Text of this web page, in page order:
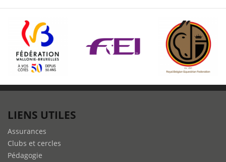
LIENS UTILES
Assurances
Clubs et cercles
Pédagogie